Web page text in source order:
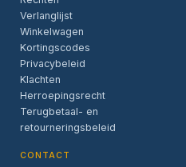
Verlanglijst
Winkelwagen
Kortingscodes
Privacybeleid
Klachten
Herroepingsrecht
Terugbetaal- en
retourneringsbeleid
CONTACT